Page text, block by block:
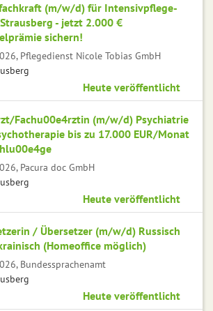
(m/w/d) für Intensivpflege-
- jetzt 2.000 €
sichern!
Pflegedienst Nicole Tobias GmbH
Heute veröffentlicht
Fachu00e4rztin (m/w/d) Psychiatrie
bis zu 17.000 EUR/Monat
Pacura doc GmbH
Heute veröffentlicht
/ Übersetzer (m/w/d) Russisch
(Homeoffice möglich)
Bundessprachenamt
Heute veröffentlicht